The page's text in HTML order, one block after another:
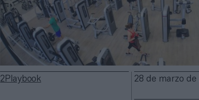
2Playbook 28 de marzo de